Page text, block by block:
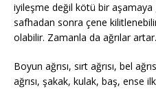
iyileşme değil kötü bir
safhadan sonra çene
olabilir. Zamanla da ağrılar
Boyun ağrısı, sırt ağrısı, bel
ağrısı, şakak, kulak, baş, ense